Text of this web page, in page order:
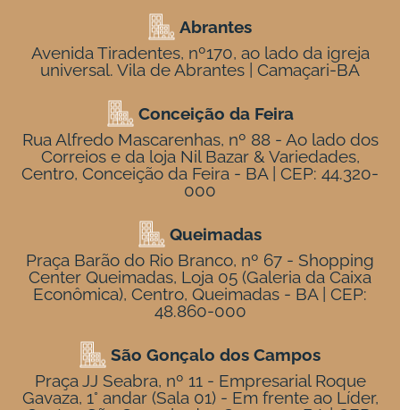
Abrantes
Avenida Tiradentes, nº170, ao lado da igreja
universal. Vila de Abrantes | Camaçari-BA
Conceição da Feira
Rua Alfredo Mascarenhas, nº 88 - Ao lado dos
Correios e da loja Nil Bazar & Variedades,
Centro, Conceição da Feira - BA | CEP: 44.320-
000
Queimadas
Praça Barão do Rio Branco, nº 67 - Shopping
Center Queimadas, Loja 05 (Galeria da Caixa
Econômica), Centro, Queimadas - BA | CEP:
48.860-000
São Gonçalo dos Campos
Praça JJ Seabra, nº 11 - Empresarial Roque
Gavaza, 1° andar (Sala 01) - Em frente ao Líder,